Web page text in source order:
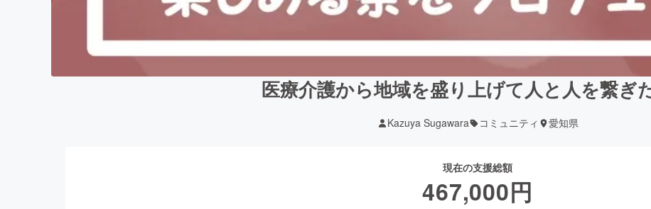
医療介護から地域を盛り上げて人と人を繋ぎ
Kazuya Sugawara コミュニティ 愛知県
現在の支援総額
467,000円